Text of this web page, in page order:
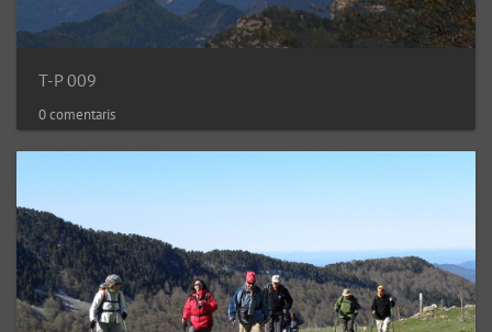
T-P 009
0 comentaris